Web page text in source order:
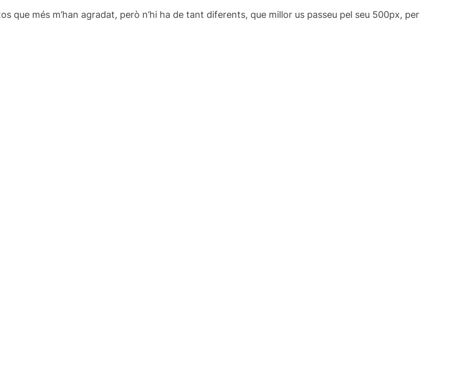
que més m’han agradat, però n’hi ha de tant diferents, que millor us passeu pel seu 500px, per